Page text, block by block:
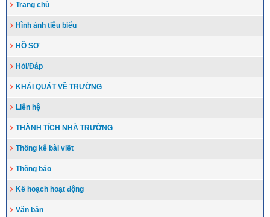
Trang chủ
Hình ảnh tiêu biểu
HỒ SƠ
Hỏi/Đáp
KHÁI QUÁT VỀ TRƯỜNG
Liên hệ
THÀNH TÍCH NHÀ TRƯỜNG
Thống kê bài viết
Thông báo
Kế hoạch hoạt động
Văn bản